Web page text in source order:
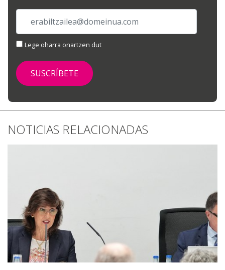
Lege oharra onartzen dut
NOTICIAS RELACIONADAS